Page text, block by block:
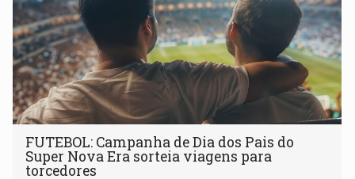
FUTEBOL: Campanha de Dia dos Pais do
Super Nova Era sorteia viagens para
torcedores